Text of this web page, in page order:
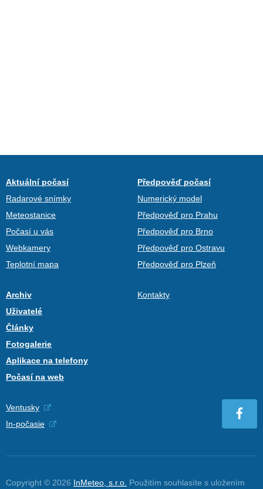
Aktuální počasí
Radarové snímky
Meteostanice
Počasí u vás
Webkamery
Teplotní mapa
Předpověď počasí
Numerický model
Předpověď pro Prahu
Předpověď pro Brno
Předpověď pro Ostravu
Předpověď pro Plzeň
Archiv
Uživatelé
Články
Fotogalerie
Aplikace na telefony
Počasí na web
Kontakty
Ventusky
In-počasie
Copyright © 2026 InMeteo, s.r.o. Použitím souhlasíte s uložením